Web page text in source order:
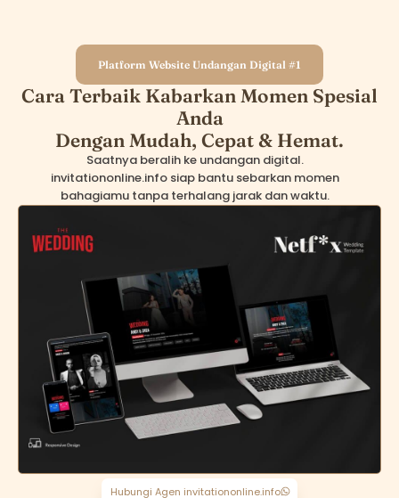
Platform Website Undangan Digital #1
Cara Terbaik Kabarkan Momen Spesial
Anda
Dengan Mudah, Cepat & Hemat.
Saatnya beralih ke undangan digital.
invitationonline.info siap bantu sebarkan momen
bahagiamu tanpa terhalang jarak dan waktu.
Hubungi Agen invitationonline.info